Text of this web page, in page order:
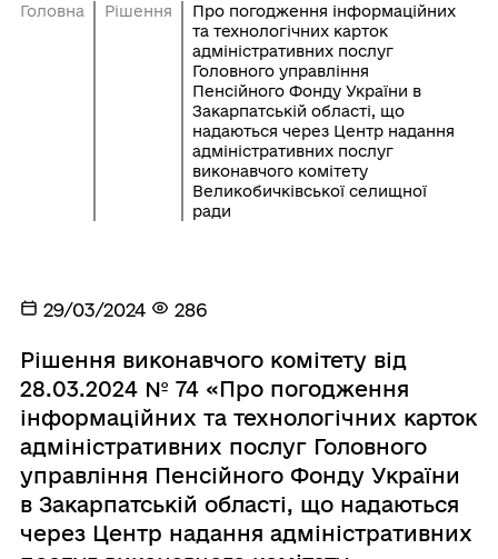
Головна Рішення
Про погодження інформаційних
та технологічних карток
адміністративних послуг
Головного управління
Пенсійного Фонду України в
Закарпатській області, що
надаються через Центр надання
адміністративних послуг
виконавчого комітету
Великобичківської селищної
ради
29/03/2024 286
Рішення виконавчого комітету від
28.03.2024 № 74 «Про погодження
інформаційних та технологічних карток
адміністративних послуг Головного
управління Пенсійного Фонду України
в Закарпатській області, що надаються
через Центр надання адміністративних